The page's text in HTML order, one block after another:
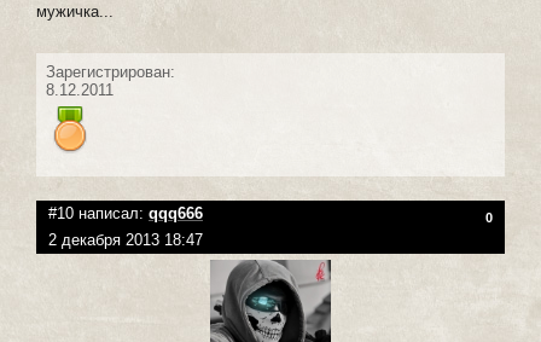
мужичка...
Зарегистрирован:
8.12.2011
#10 написал: qqq666 0
2 декабря 2013 18:47